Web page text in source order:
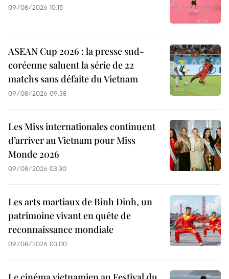
09/08/2026 10:15
ASEAN Cup 2026 : la presse sud-
coréenne saluent la série de 22
matchs sans défaite du Vietnam
09/08/2026 09:38
Les Miss internationales continuent
d’arriver au Vietnam pour Miss
Monde 2026
09/08/2026 03:30
Les arts martiaux de Binh Dinh, un
patrimoine vivant en quête de
reconnaissance mondiale
09/08/2026 03:00